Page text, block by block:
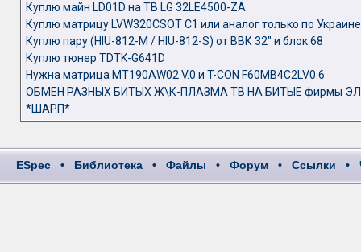
Куплю майн LD01D на ТВ LG 32LE4500-ZA
Куплю матрицу LVW320CSOT C1 или аналог только по
Куплю пару (HIU-812-M / HIU-812-S) от ВВК 32" и блок 68
Куплю тюнер TDTK-G641D
Нужна матрица MT190AW02 V.0 и T-CON F60MB4C2LV0.6
ОБМЕН РАЗНЫХ БИТЫХ Ж\К-ПЛАЗМА ТВ НА БИТЫЕ фирмы
*ШАРП*
ESpec • Библиотека • Файлы • Форум • Ссылки •